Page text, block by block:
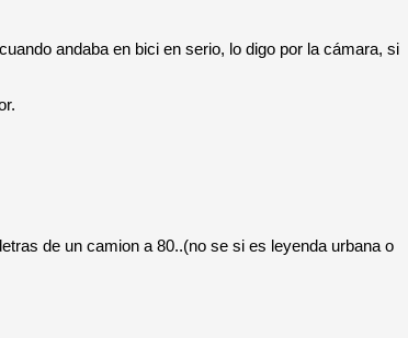
andaba en bici en serio, lo digo por la cámara, si
de un camion a 80..(no se si es leyenda urbana o